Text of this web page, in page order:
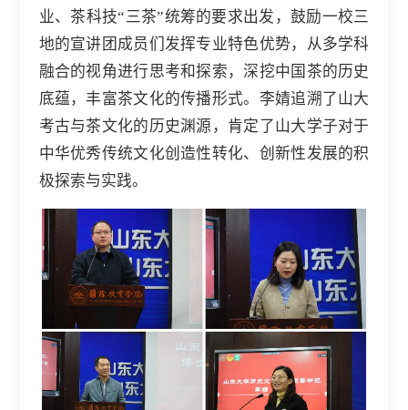
业、茶科技“三茶”统筹的要求出发，鼓励一校三
地的宣讲团成员们发挥专业特色优势，从多学科
融合的视角进行思考和探索，深挖中国茶的历史
底蕴，丰富茶文化的传播形式。李婧追溯了山大
考古与茶文化的历史渊源，肯定了山大学子对于
中华优秀传统文化创造性转化、创新性发展的积
极探索与实践。